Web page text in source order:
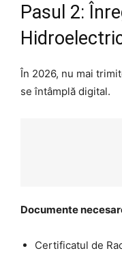
Pasul 2:
În 2026, nu mai
se întâmplă digital.
Documente
Certificatul de